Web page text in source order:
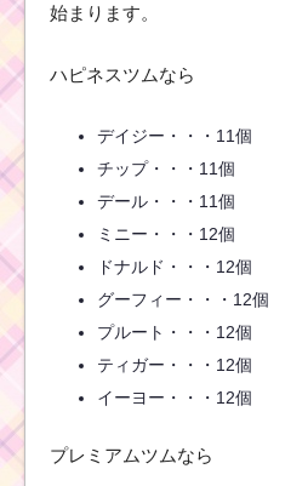
始まります。
ハピネスツムなら
デイジー・・・11個
チップ・・・11個
デール・・・11個
ミニー・・・12個
ドナルド・・・12個
グーフィー・・・12個
プルート・・・12個
ティガー・・・12個
イーヨー・・・12個
プレミアムツムなら